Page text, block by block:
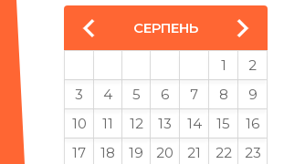
СЕРПЕНЬ
1
2
3
4 5 6 7 8
9
10
11 12 13 14 15
16
17
18 19 20 21 22
23